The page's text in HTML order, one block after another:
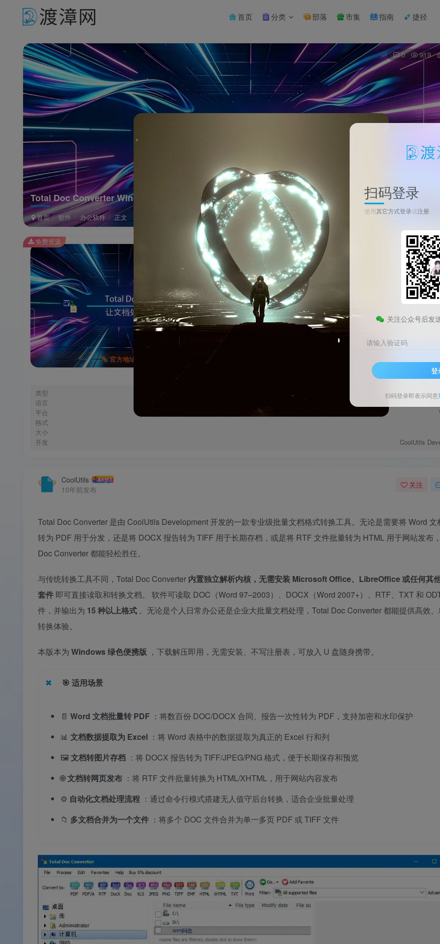
首页 分类 部落 市集 指南 捷径
Total Doc Converter Windows绿色版
首页 软件 办公软件 正文
0 919
官方地址
Total Doc Converter Windows绿色版
此内容为免费资源，请登录后查看
0
技术支持 安装调试
类型
语言
平台
格式
大小
开发
CoolUtils
免费资源
CoolUtils
10年前发布
关注
Total Doc Converter 是由 CoolUtils Development 开发的一款专业级批量文档格式转换工具。无论是需要将 Word 文
转为 PDF 用于分发，还是将 DOCX 报告转为 TIFF 用于长期存档，或是将 RTF 文件批量转为 HTML 用于网站发布
Doc Converter 都能轻松胜任。
与传统转换工具不同，Total Doc Converter 内置独立解析内核，无需安装 Microsoft Office、LibreOffice 或任何其
套件 即可直接读取和转换文档。 软件可读取 DOC（Word 97–2003）、DOCX（Word 2007+）、RTF、TXT 和
件，并输出为 15 种以上格式 。无论是个人日常办公还是企业大批量文档处理，Total Doc Converter 都能提供高效
转换体验。
本版本为 Windows 绿色便携版 ，下载解压即用，无需安装、不写注册表，可放入 U 盘随身携带。
🎯 适用场景
📄 Word 文档批量转 PDF ：将数百份 DOC/DOCX 合同、报告一次性转为 PDF，支持加密和水印保护
📊 文档数据提取为 Excel ：将 Word 表格中的数据提取为真正的 Excel 行和列
🖼️文档转图片存档 ：将 DOCX 报告转为 TIFF/JPEG/PNG 格式，便于长期保存和预览
🌐文档转网页发布 ：将 RTF 文件批量转换为 HTML/XHTML，用于网站内容发布
⚙️ 自动化文档处理流程 ：通过命令行模式搭建无人值守后台转换，适合企业批量处理
📁 多文档合并为一个文件 ：将多个 DOC 文件合并为单一多页 PDF 或 TIFF 文件
扫码登录
使用其它方式登录或注册
关注公众号后发
请输入验证码
登
扫码登录即表示同意